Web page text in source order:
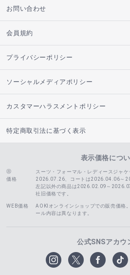
お問い合わせ
会員規約
プライバシーポリシー
ソーシャルメディアポリシー
カスタマーハラスメントポリシー
特定商取引法に基づく表示
表示価格につ
価格
スーツ・フォーマル・レディースジャ
2026.07.26、コートは2026.04.06～
左記以外の商品は2026.02.09～
社旧価格です。
WEB価格
AOKIオンラインショップでの販売価格
ール内容は異なります。
公式SNSアカウ